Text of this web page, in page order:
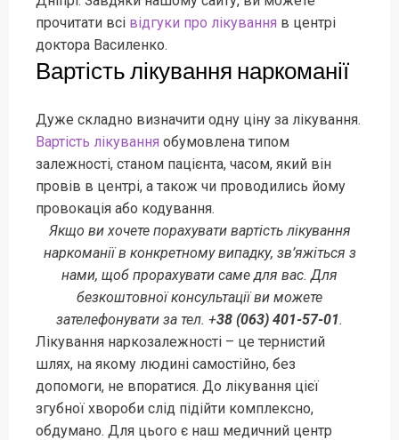
прочитати всі відгуки про лікування в центрі
доктора Василенко.
Вартість лікування наркоманії
Дуже складно визначити одну ціну за лікування.
Вартість лікування обумовлена ​​типом
залежності, станом пацієнта, часом, який він
провів в центрі, а також чи проводились йому
провокація або кодування.
Якщо ви хочете порахувати вартість лікування
наркоманії в конкретному випадку, зв’яжіться з
нами, щоб прорахувати саме для вас. Для
безкоштовної консультації ви можете
зателефонувати за тел. +38 (063) 401-57-01.
Лікування наркозалежності – це тернистий
шлях, на якому людині самостійно, без
допомоги, не впоратися. До лікування цієї
згубної хвороби слід підійти комплексно,
обдумано. Для цього є наш медичний центр